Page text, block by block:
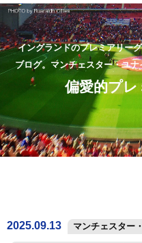
イングランドのプレミアリー
ブログ。マンチェスター・ユ
偏愛的プ
2025.09.13 マンチェスター